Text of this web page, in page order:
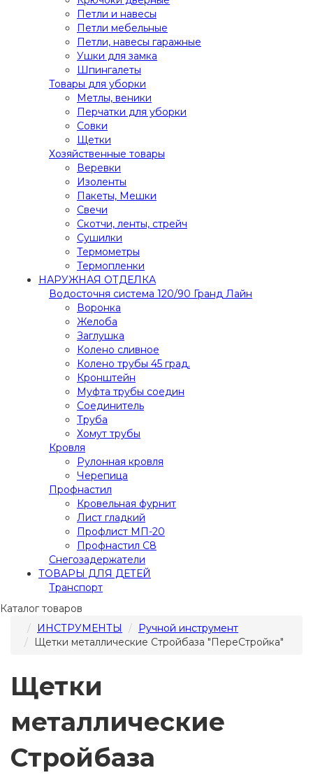
Петли и навесы
Петли мебельные
Петли, навесы гаражные
Ушки для замка
Шпингалеты
Товары для уборки
Метлы, веники
Перчатки для уборки
Совки
Щетки
Хозяйственные товары
Веревки
Изоленты
Пакеты, Мешки
Свечи
Скотчи, ленты, стрейч
Сушилки
Термометры
Термопленки
НАРУЖНАЯ ОТДЕЛКА
Водосточня система 120/90 Гранд Лайн
Воронка
Желоба
Заглушка
Колено сливное
Колено трубы 45 град.
Кронштейн
Муфта трубы соедин
Соединитель
Труба
Хомут трубы
Кровля
Рулонная кровля
Черепица
Профнастил
Кровельная фурнит
Лист гладкий
Профлист МП-20
Профнастил С8
Снегозадержатели
ТОВАРЫ ДЛЯ ДЕТЕЙ
Транспорт
Каталог товаров
ИНСТРУМЕНТЫ
Ручной инструмент
Щетки металлические Стройбаза "ПереСтройка"
Щетки
металлические
Стройбаза